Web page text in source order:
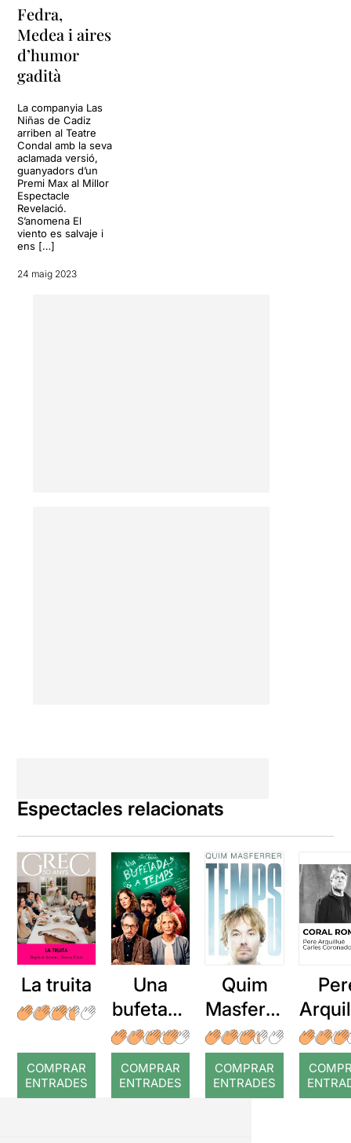
Fedra,
Medea i aires
d’humor
gadità
La companyia Las
Niñas de Cadiz
arriben al Teatre
Condal amb la seva
aclamada versió,
guanyadors d’un
Premi Max al Millor
Espectacle
Revelació.
S’anomena El
viento es salvaje i
ens […]
24 maig 2023
Espectacles relacionats
La truita
COMPRAR
ENTRADES
Una
bufetada
a temps
COMPRAR
ENTRADES
Quim
Masferre
r: Temps
COMPRAR
ENTRADES
: